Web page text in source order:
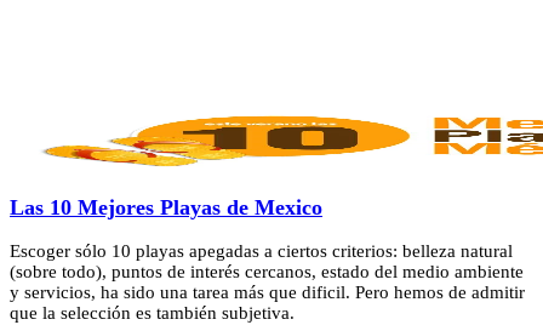
Las 10 Mejores Playas de Mexico
Escoger sólo 10 playas apegadas a ciertos criterios: belleza natural
(sobre todo), puntos de interés cercanos, estado del medio ambiente
y servicios, ha sido una tarea más que dificil. Pero hemos de admitir
que la selección es también subjetiva.